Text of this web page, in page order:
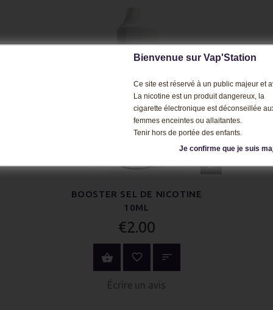
Bienvenue sur Vap'Station
Ce site est réservé à un public majeur et
La nicotine est un produit dangereux, la
cigarette électronique est déconseillée
femmes enceintes ou allaitantes.
Tenir hors de portée des enfants.
Je confirme que je suis
RAPIDE
BOOSTER SEL DE NICOTINE
10ML
€2.00
ACHETER MAINTENANT
Écrire un avis